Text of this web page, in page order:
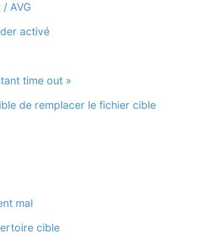
AVG
activé
time out »
de remplacer le fichier cible
mal
cible